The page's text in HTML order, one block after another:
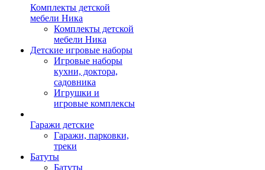
Комплекты детской
мебели Ника
Комплекты детской
мебели Ника
Детские игровые наборы
Игровые наборы
кухни, доктора,
садовника
Игрушки и
игровые комплексы
Гаражи детские
Гаражи, парковки,
треки
Батуты
Батуты